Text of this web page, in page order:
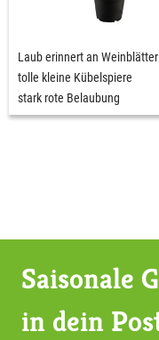
Laub erinnert an Weinblätter
tolle kleine Kübelspiere
stark rote Belaubung
Saisonale
in dein